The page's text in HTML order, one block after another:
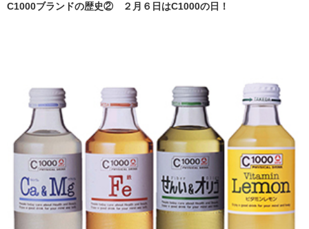
C1000ブランドの歴史② ２月６日はC1000の日！